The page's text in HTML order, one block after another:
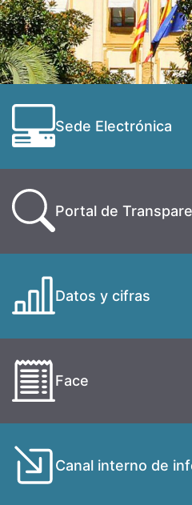
Sede Electrónica
Portal de
Datos y cifras
Face
Canal interno de